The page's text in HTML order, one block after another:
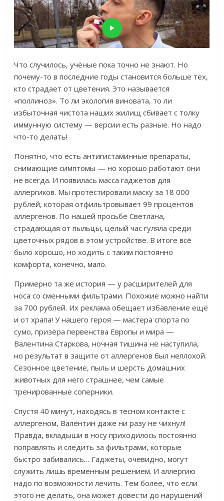
Что случилось, учёные пока точно не знают. Но
почему-то в последние годы становится больше тех,
кто страдает от цветения. Это называется
«поллиноз». То ли экология виновата, то ли
избыточная чистота наших жилищ сбивает с толку
иммунную систему — версии есть разные. Но надо
что-то делать!
Понятно, что есть антигистаминные препараты,
снимающие симптомы — но хорошо работают они
не всегда. И появилась масса гаджетов для
аллергиков. Мы протестировали маску за 18 000
рублей, которая отфильтровывает 99 процентов
аллергенов. По нашей просьбе Светлана,
страдающая от пыльцы, целый час гуляла среди
цветочных рядов в этом устройстве. В итоге всё
было хорошо, но ходить с таким постоянно
комфорта, конечно, мало.
Примерно та же история — у расширителей для
носа со сменными фильтрами. Похожие можно найти
за 700 рублей. Их реклама обещает избавление ещё
и от храпа!У нашего героя — мастера спорта по
сумо, призёра первенства Европы и мира —
Валентина Старкова, ночная тишина не наступила,
но результат в защите от аллергенов был неплохой.
Сезонное цветение, пыль и шерсть домашних
животных для него страшнее, чем самые
тренированные соперники.
Спустя 40 минут, находясь в тесном контакте с
аллергеном, Валентин даже ни разу не чихнул!
Правда, вкладыши в носу приходилось постоянно
поправлять и следить за фильтрами, которые
быстро забивались… Гаджеты, очевидно, могут
служить лишь временным решением. И аллергию
надо по возможности лечить. Тем более, что если
этого не делать, она может довести до нарушений